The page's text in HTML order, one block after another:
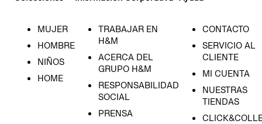
MUJER
HOMBRE
NIÑOS
HOME
TRABAJAR EN
H&M
ACERCA DEL
GRUPO H&M
RESPONSABILIDAD
SOCIAL
PRENSA
CONTACTO
SERVICIO AL
CLIENTE
MI CUENTA
NUESTRAS
TIENDAS